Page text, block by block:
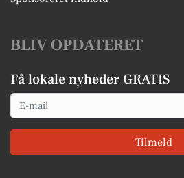
BLIV OPDATERET
Få lokale nyheder GRATIS
Email
Tilmeld